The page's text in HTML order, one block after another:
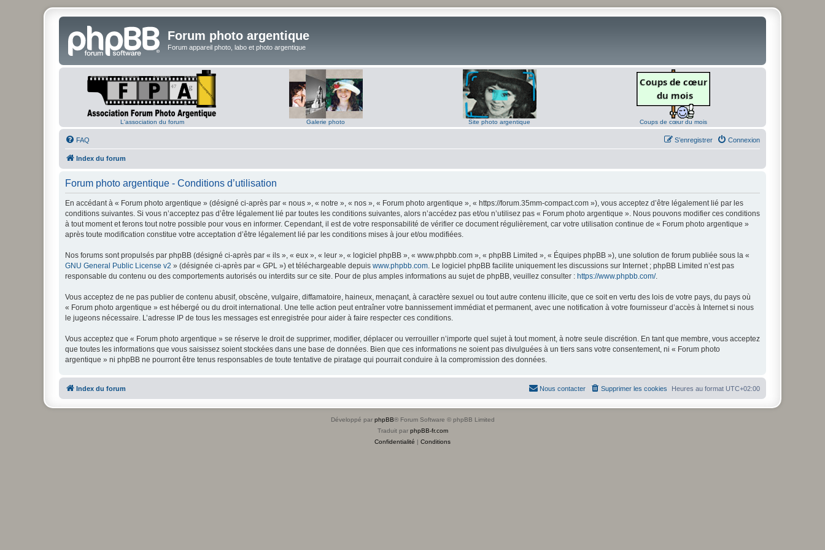
Forum photo argentique
Forum appareil photo, labo et photo argentique
L'association du forum Galerie photo Site photo argentique Coups de cœur du mois
FAQ Connexion
S’enregistrer
Index du forum
Forum photo argentique - Conditions d’utilisation
En accédant à « Forum photo argentique » (désigné ci-après par « nous », « notre », « nos », « Forum photo argentique », « https://forum.35mm-compact.com »), vous acceptez d’être légalement lié par les
conditions suivantes. Si vous n’acceptez pas d’être légalement lié par toutes les conditions suivantes, alors n’accédez pas et/ou n’utilisez pas « Forum photo argentique ». Nous pouvons modifier ces conditions
à tout moment et ferons tout notre possible pour vous en informer. Cependant, il est de votre responsabilité de vérifier ce document régulièrement, car votre utilisation continue de « Forum photo argentique »
après toute modification constitue votre acceptation d’être légalement lié par les conditions mises à jour et/ou modifiées.
Nos forums sont propulsés par phpBB (désigné ci-après par « ils », « eux », « leur », « logiciel phpBB », « www.phpbb.com », « phpBB Limited », « Équipes phpBB »), une solution de forum publiée sous la «
GNU General Public License v2 » (désignée ci-après par « GPL ») et téléchargeable depuis www.phpbb.com . Le logiciel phpBB facilite uniquement les discussions sur Internet ; phpBB Limited n’est pas
responsable du contenu ou des comportements autorisés ou interdits sur ce site. Pour de plus amples informations au sujet de phpBB, veuillez consulter : https://www.phpbb.com/.
Vous acceptez de ne pas publier de contenu abusif, obscène, vulgaire, diffamatoire, haineux, menaçant, à caractère sexuel ou tout autre contenu illicite, que ce soit en vertu des lois de votre pays, du pays où
« Forum photo argentique » est hébergé ou du droit international. Une telle action peut entraîner votre bannissement immédiat et permanent, avec une notification à votre fournisseur d’accès à Internet si nous
le jugeons nécessaire. L’adresse IP de tous les messages est enregistrée pour aider à faire respecter ces conditions.
Vous acceptez que « Forum photo argentique » se réserve le droit de supprimer, modifier, déplacer ou verrouiller n’importe quel sujet à tout moment, à notre seule discrétion. En tant que membre, vous acceptez
que toutes les informations que vous saisissez soient stockées dans une base de données. Bien que ces informations ne soient pas divulguées à un tiers sans votre consentement, ni « Forum photo
argentique » ni phpBB ne pourront être tenus responsables de toute tentative de piratage qui pourrait conduire à la compromission des données.
Index du forum Heures au format UTC+02:00
Supprimer les cookies
Nous contacter
Développé par phpBB® Forum Software © phpBB Limited
Traduit par phpBB-fr.com
Confidentialité | Conditions